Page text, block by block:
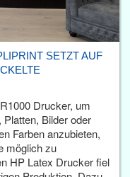
SETZT AUF
Drucker, um
Bilder oder
Farben anzubieten,
möglich zu
HP Latex Drucker fiel